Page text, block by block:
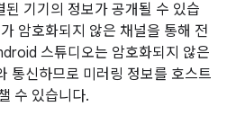
된 기기의 정보가 공개될 수 있습
암호화되지 않은 채널을 통해 전
스튜디오는 암호화되지 않은
통신하므로 미러링 정보를 호스트
수 있습니다.